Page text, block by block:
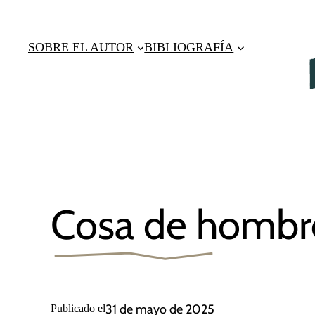
contenido
SOBRE EL AUTOR BIBLIOGRAFÍA
Cosa de
Publicado el31 de mayo de 2025